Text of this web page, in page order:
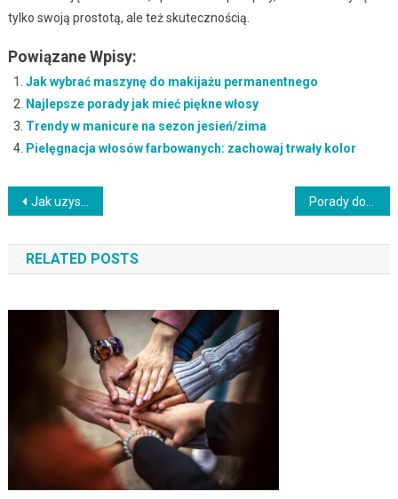
tylko swoją prostotą, ale też skutecznością.
Powiązane Wpisy:
Jak wybrać maszynę do makijażu permanentnego
Najlepsze porady jak mieć piękne włosy
Trendy w manicure na sezon jesień/zima
Pielęgnacja włosów farbowanych: zachowaj trwały kolor
Nawigacja
wpisu
Jak uzyskać naturalny efekt rozświetlenia twarzy
RELATED POSTS